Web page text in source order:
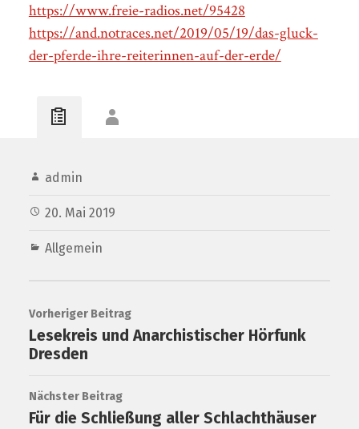
https://www.freie-radios.net/95428
https://and.notraces.net/2019/05/19/das-gluck-
der-pferde-ihre-reiterinnen-auf-der-erde/
admin
20. Mai 2019
Allgemein
Vorheriger Beitrag
Lesekreis und Anarchistischer Hörfunk
Dresden
Nächster Beitrag
Für die Schließung aller Schlachthäuser